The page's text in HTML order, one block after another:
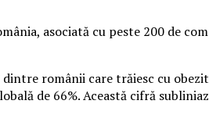
asociată cu peste 200 de
românii care trăiesc cu
de 66%. Această cifră